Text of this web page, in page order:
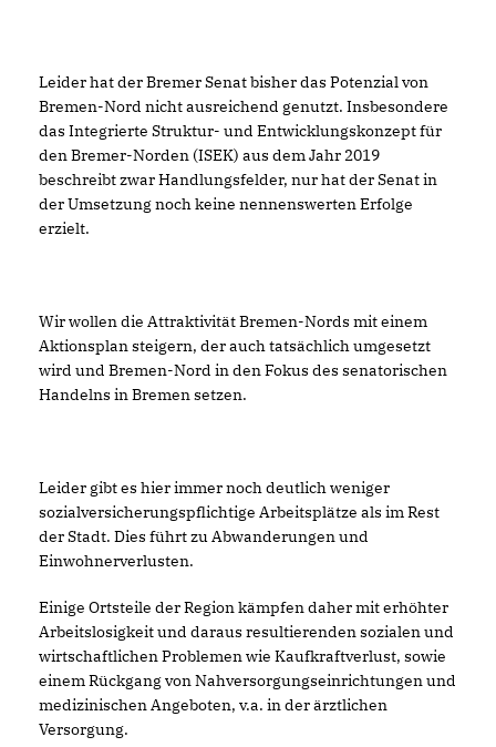
Leider hat der Bremer Senat bisher das Potenzial von
Bremen-Nord nicht ausreichend genutzt. Insbesondere
das Integrierte Struktur- und Entwicklungskonzept für
den Bremer-Norden (ISEK) aus dem Jahr 2019
beschreibt zwar Handlungsfelder, nur hat der Senat in
der Umsetzung noch keine nennenswerten Erfolge
erzielt.
Wir wollen die Attraktivität Bremen-Nords mit einem
Aktionsplan steigern, der auch tatsächlich umgesetzt
wird und Bremen-Nord in den Fokus des senatorischen
Handelns in Bremen setzen.
Leider gibt es hier immer noch deutlich weniger
sozialversicherungspflichtige Arbeitsplätze als im Rest
der Stadt. Dies führt zu Abwanderungen und
Einwohnerverlusten.
Einige Ortsteile der Region kämpfen daher mit erhöhter
Arbeitslosigkeit und daraus resultierenden sozialen und
wirtschaftlichen Problemen wie Kaufkraftverlust, sowie
einem Rückgang von Nahversorgungseinrichtungen und
medizinischen Angeboten, v.a. in der ärztlichen
Versorgung.